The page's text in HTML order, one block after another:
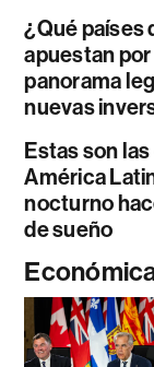
¿Qué países
apuestan
panorama
nuevas
Estas son
América
nocturno
de sueño